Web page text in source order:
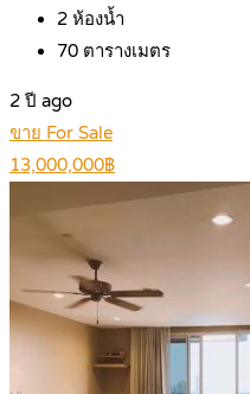
2 ห้องน้ำ
70 ตารางเมตร
2 ปี ago
ขาย For Sale
13,000,000฿